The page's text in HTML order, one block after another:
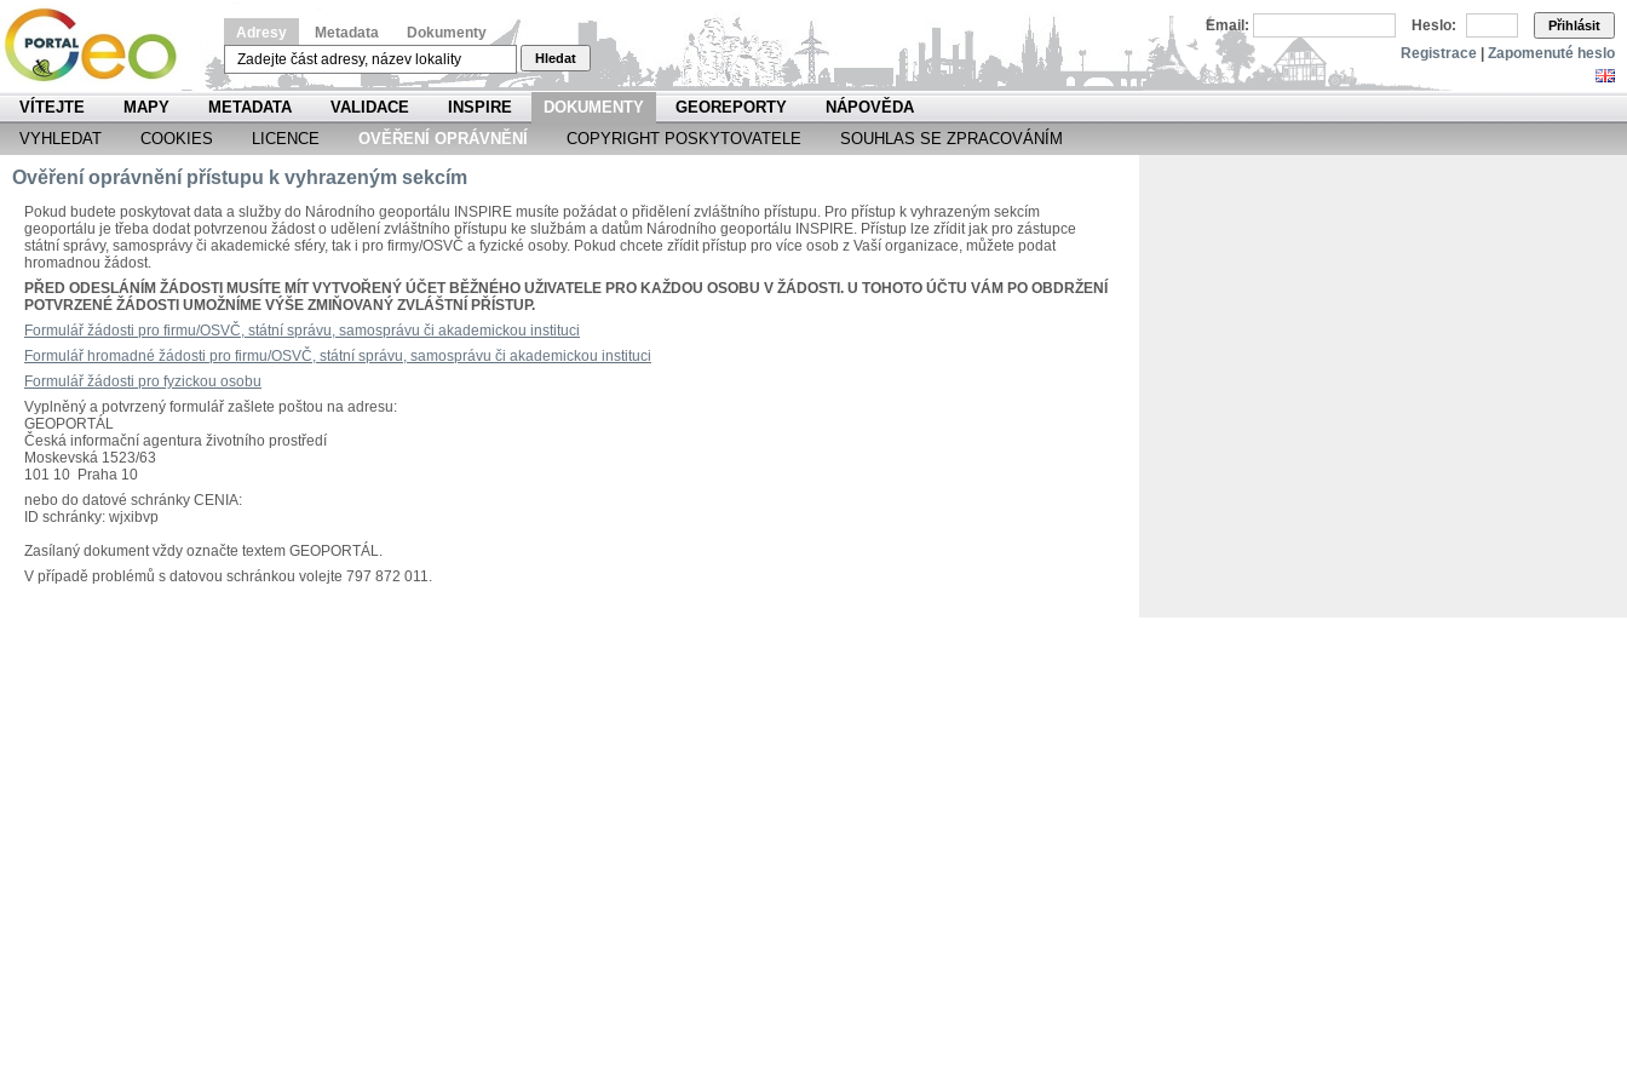
Adresy Metadata Dokumenty
Hledat
Email: Heslo: Přihlásit
Registrace Zapomenuté heslo
VÍTEJTE MAPY METADATA VALIDACE INSPIRE DOKUMENTY GEOREPORTY
NÁPOVĚDA
VYHLEDAT
COOKIES LICENCE OVĚŘENÍ OPRÁVNĚNÍ COPYRIGHT POSKYTOVATELE SOUHLAS SE ZPRACOVÁNÍM
Ověření oprávnění přístupu k vyhrazeným sekcím
Pokud budete poskytovat data a služby do Národního geoportálu INSPIRE musíte požádat o přidělení zvláštního přístupu. Pro přístup k vyhrazeným sekcím
geoportálu je třeba dodat potvrzenou žádost o udělení zvláštního přístupu ke službám a datům Národního geoportálu INSPIRE. Přístup lze zřídit jak pro zástupce
státní správy, samosprávy či akademické sféry, tak i pro firmy/OSVČ a fyzické osoby. Pokud chcete zřídit přístup pro více osob z Vaší organizace, můžete podat
hromadnou žádost.
PŘED ODESLÁNÍM ŽÁDOSTI MUSÍTE MÍT VYTVOŘENÝ ÚČET BĚŽNÉHO UŽIVATELE PRO KAŽDOU OSOBU V ŽÁDOSTI. U TOHOTO ÚČTU VÁM PO OBDRŽENÍ
POTVRZENÉ ŽÁDOSTI UMOŽNÍME VÝŠE ZMIŇOVANÝ ZVLÁŠTNÍ PŘÍSTUP.
Formulář žádosti pro firmu/OSVČ, státní správu, samosprávu či akademickou instituci
Formulář hromadné žádosti pro firmu/OSVČ, státní správu, samosprávu či akademickou instituci
Formulář žádosti pro fyzickou osobu
Vyplněný a potvrzený formulář zašlete poštou na adresu:
GEOPORTÁL
Česká informační agentura životního prostředí
Moskevská 1523/63
101 10 Praha 10
nebo do datové schránky CENIA:
ID schránky: wjxibvp
Zasílaný dokument vždy označte textem GEOPORTÁL.
V případě problémů s datovou schránkou volejte 797 872 011.